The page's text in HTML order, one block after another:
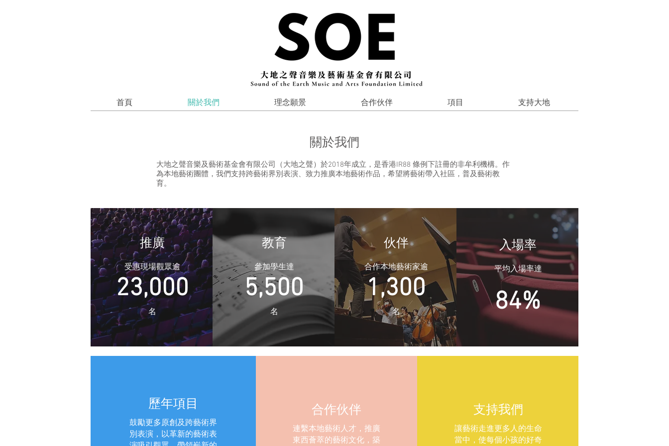
首頁 關於我們 理念願景 合作伙伴 項目 支持大地
關於我們
大地之聲音樂及藝術基金會有限公司（大地之聲）於2018年成立，是香港IR88 條例下註冊的非牟利機構。作
為本地藝術團體，我們支持跨藝術界別表演、致力推廣本地藝術作品，希望將藝術帶入社區，普及藝術教
育。
推廣
受惠現場觀眾逾
23,000
​名
教育
參加學生達
5,500
​名
伙伴
合作本地藝術家逾
1,300
​名
入場率
平均入場率達
84%
歷年項目
鼓勵更多原創及跨藝術界
別表演，以革新的藝術表
合作伙伴
連繫本地藝術人才，推廣
東西薈萃的藝術文化，築
支持我們
讓藝術走進更多人的生命
當中，使每個小孩的好奇